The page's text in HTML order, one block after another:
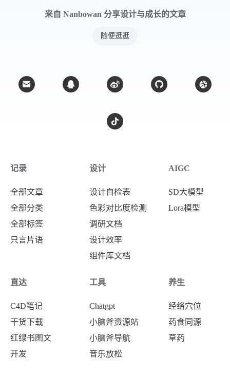
来自 Nanbowan 分享设计与成长的文章
随便逛逛
记录
全部文章
全部分类
全部标签
只言片语
设计
设计自检表
色彩对比度检测
调研文档
设计效率
组件库文档
AIGC
SD大模型
Lora模型
直达
C4D笔记
干货下载
红绿书图文
开发
工具
Chatgpt
小脑斧资源站
小脑斧导航
音乐放松
养生
经络穴位
药食同源
草药